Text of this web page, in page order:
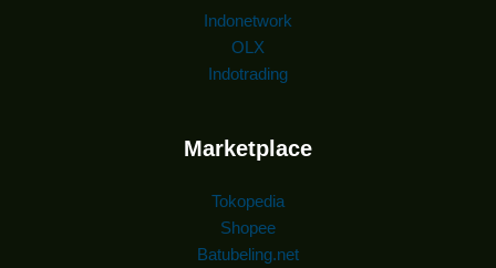
Indonetwork
OLX
Indotrading
Marketplace
Tokopedia
Shopee
Batubeling.net